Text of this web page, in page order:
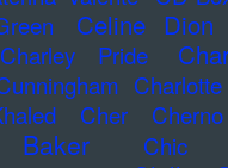
Celine Dion
Charley Pride
Cher
Chic